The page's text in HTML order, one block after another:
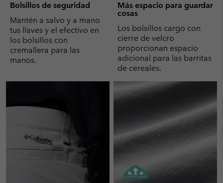
Bolsillos de seguridad
Mantén a salvo y a mano
tus llaves y el efectivo en
los bolsillos con
cremallera para las
manos.
Más espacio para guardar
cosas
Los bolsillos cargo con
cierre de velcro
proporcionan espacio
adicional para las barritas
de cereales.